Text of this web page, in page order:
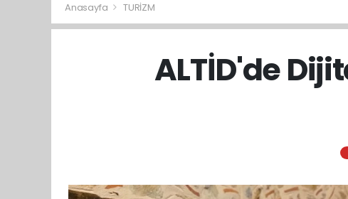
Anasayfa TURİZM
ALTİD'de